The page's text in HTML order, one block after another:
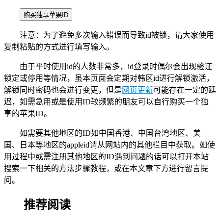
购买独享苹果ID
注意：为了避免多次输入错误而导致id被锁，请大家使用
复制粘贴的方式进行填写输入。
由于平时使用id的人数非常多，id登录时偶尔会出现验证
锁定或停用等情况，虽本页面会定期对韩区id进行解锁激活，
解锁同时密码也会进行变更，但是 网页更新可能存在一定的延
迟，如需急用或是使用ID较频繁的朋友可以自行购买一个独
享的苹果ID。
如需要其他地区的ID如中国香港、中国台湾地区、美
国、日本等地区的appleid请从网站内的其他栏目中获取。如使
用过程中或需注册其他地区的ID遇到问题的话可以打开本站
搜索一下相关的方法步骤教程，或在本文章下方进行留言提
问。
推荐阅读